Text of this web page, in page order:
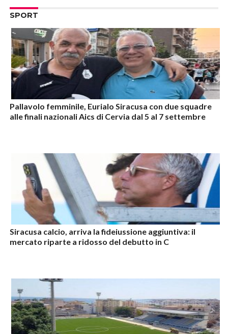
SPORT
Pallavolo femminile, Eurialo Siracusa con due squadre
alle finali nazionali Aics di Cervia dal 5 al 7 settembre
Siracusa calcio, arriva la fideiussione aggiuntiva: il
mercato riparte a ridosso del debutto in C